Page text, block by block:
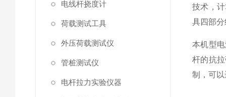
电线杆挠度计
荷载测试工具
外压荷载测试仪
管桩测试仪
电杆拉力实验仪器
技术，
具四部
本机型
杆的抗
制，可